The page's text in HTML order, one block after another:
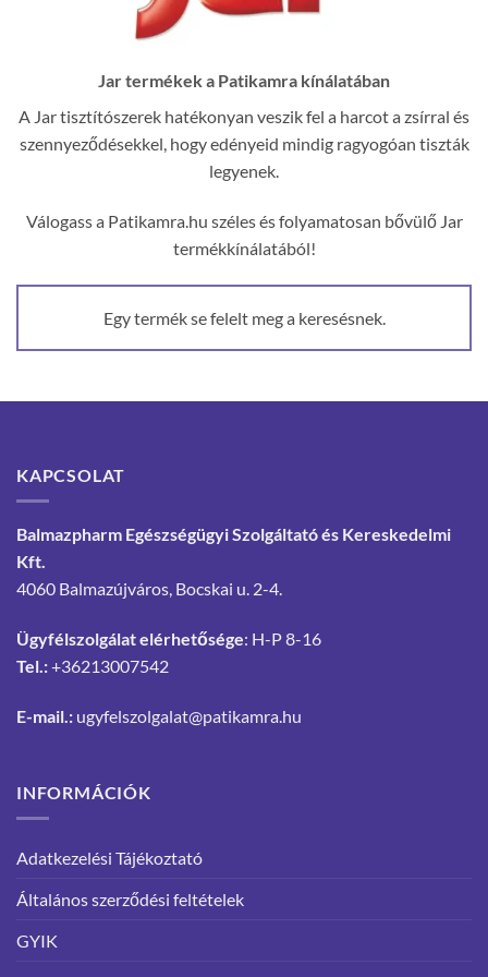
Jar termékek a Patikamra kínálatában
A Jar tisztítószerek hatékonyan veszik fel a harcot a zsírral és
szennyeződésekkel, hogy edényeid mindig ragyogóan tiszták
legyenek.
Válogass a Patikamra.hu széles és folyamatosan bővülő Jar
termékkínálatából!
Egy termék se felelt meg a keresésnek.
KAPCSOLAT
Balmazpharm Egészségügyi Szolgáltató és Kereskedelmi
Kft.
4060 Balmazújváros, Bocskai u. 2-4.
Ügyfélszolgálat elérhetősége: H-P 8-16
Tel.:+36213007542
E-mail.: ugyfelszolgalat@patikamra.hu
INFORMÁCIÓK
Adatkezelési Tájékoztató
Általános szerződési feltételek
GYIK